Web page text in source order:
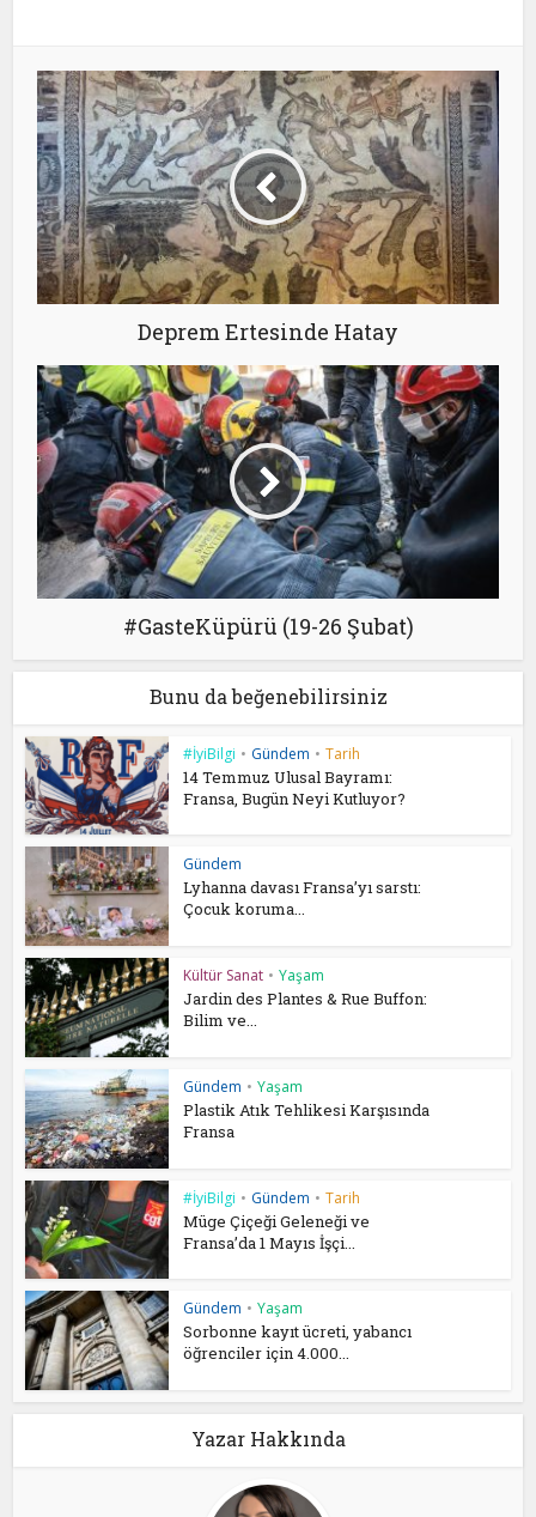
Deprem Ertesinde Hatay
#GasteKüpürü (19-26 Şubat)
Bunu da beğenebilirsiniz
#İyiBilgi • Gündem • Tarih
14 Temmuz Ulusal Bayramı:
Fransa, Bugün Neyi Kutluyor?
Gündem
Lyhanna davası Fransa’yı sarstı:
Çocuk koruma...
Kültür Sanat • Yaşam
Jardin des Plantes & Rue Buffon:
Bilim ve...
Gündem • Yaşam
Plastik Atık Tehlikesi Karşısında
Fransa
#İyiBilgi • Gündem • Tarih
Müge Çiçeği Geleneği ve
Fransa’da 1 Mayıs İşçi...
Gündem • Yaşam
Sorbonne kayıt ücreti, yabancı
öğrenciler için 4.000...
Yazar Hakkında